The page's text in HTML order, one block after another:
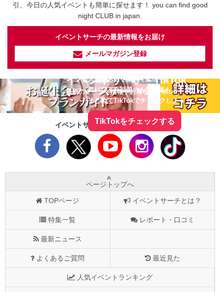
引、今日の人気イベントも簡単に探せます！ you can find good
night CLUB in japan.
イベントサーチの最新情報をお届け
メールマガジン登録
イベントサーチ - TikTok
最新のイベント情報やお得なクーポン
人気のお店を動画で配信中！
気になる今話題の人気情報も
まとめてTikTokでチェックしよう！
TikTokをチェックする
イベントサーチをフォローしよう！
ページトップへ
TOPページ イベントサーチとは？
特集一覧 レポート・口コミ
最新ニュース
よくあるご質問 最近見た
人気イベントランキング